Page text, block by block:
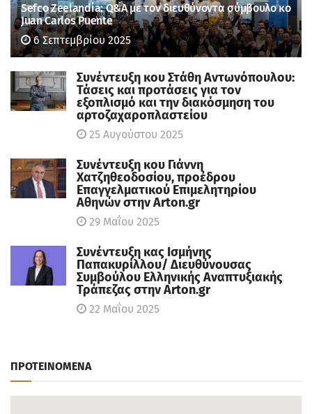
Sefco Zeelandia: Q&A με τον διευθύνοντα σύμβουλο κο
Juan Carlos Puente
6 Σεπτεμβρίου 2025
Συνέντευξη κου Στάθη Αντωνόπουλου:
Τάσεις και προτάσεις για τον
εξοπλισμό και την διακόσμηση του
αρτοζαχαροπλαστείου
25 Αυγούστου 2025
Συνέντευξη κου Γιάννη
Χατζηθεοδοσίου, πρoέδρου
Επαγγελματικού Επιμελητηρίου
Αθηνών στην Arton.gr
29 Μαΐου 2025
Συνέντευξη κας Ισμήνης
Παπακυρίλλου/ Διευθύνουσας
Συμβούλου Ελληνικής Αναπτυξιακής
Τράπεζας στην Arton.gr
22 Μαΐου 2025
ΠΡΟΤΕΙΝΟΜΕΝΑ